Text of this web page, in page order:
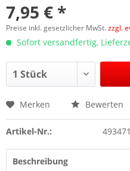
7,95 € *
Preise inkl. gesetzlicher MwSt.zzgl.
Sofort versandfertig,
Merken Bewerten
Artikel-Nr.: 493471
Beschreibung